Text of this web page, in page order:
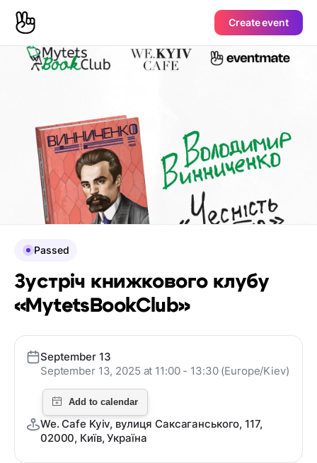
Create event
Passed
Зустріч книжкового клубу
«MytetsBookClub»
September 13
September 13, 2025 at 11:00 - 13:30 (Europe/Kiev)
We. Cafe Kyiv, вулиця Саксаганського, 117,
02000, Київ, Україна